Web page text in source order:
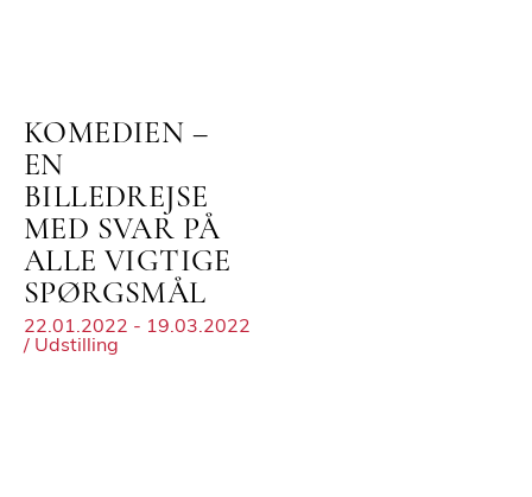
KOMEDIEN –
EN
BILLEDREJSE
MED SVAR PÅ
ALLE VIGTIGE
SPØRGSMÅL
22.01.2022 - 19.03.2022
/ Udstilling